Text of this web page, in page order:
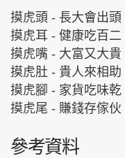
摸虎頭 - 長大會出頭
摸虎耳 - 健康吃百二
摸虎嘴 - 大富又大貴
摸虎肚 - 貴人來相助
摸虎腳 - 家貨吃味乾
摸虎尾 - 賺錢存傢伙
參考資料